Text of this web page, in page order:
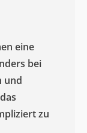
eine
bei
und
zu